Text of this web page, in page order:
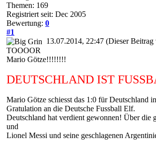
Themen: 169
Registriert seit: Dec 2005
Bewertung: 0
#1
13.07.2014, 22:47 (Dieser Beitrag
TOOOOR
Mario Götze!!!!!!!!
DEUTSCHLAND IST
Mario Götze schiesst das 1:0 für Deutschland
Gratulation an die Deutsche Fussball Elf.
Deutschland hat verdient gewonnen! Über die
und
Lionel Messi und seine geschlagenen